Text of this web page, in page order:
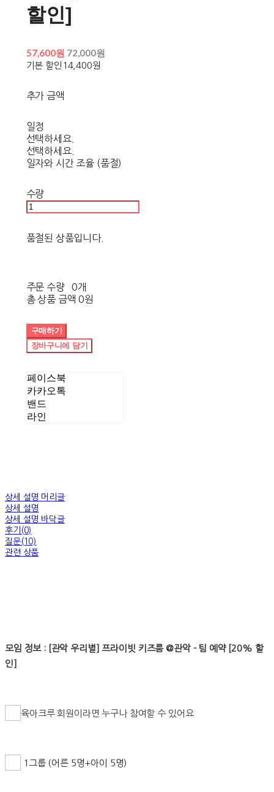
할인]
57,600원 72,000원
기본 할인 14,400원
추가 금액
일정
선택하세요.
선택하세요.
일자와 시간 조율 (품절)
수량
품절된 상품입니다.
주문 수량
0개
총 상품 금액 0원
구매하기
장바구니에 담기
페이스북
카카오톡
밴드
라인
상세 설명 머리글
상세 설명
상세 설명 바닥글
후기(0)
질문(10)
관련 상품
모임 정보 : [관악 우리별] 프라이빗 키즈룸 @관악 - 팀 예약 [20% 할
인]
육아크루 회원이라면 누구나 참여할 수 있어요
1그룹 (어른 5명+아이 5명)